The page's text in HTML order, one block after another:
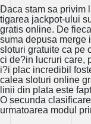
Daca stam sa privim
tigarea jackpot-ului
gratis online. De
suma depusa merge
sloturi gratuite ca pe
ci de?in lucruri care,
i?i plac incredibil
calea sloturi online
linii din plata este
O secunda
urmatoarea modul